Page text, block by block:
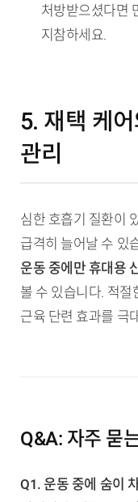
처방받으셨다면
지참하세요.
5. 재택 케
관리
심한 호흡기 질환이
급격히 늘어날 수 있
운동 중에만 휴대용
볼 수 있습니다. 적
근육 단련 효과를 극
Q&A: 자주 묻
Q1. 운동 중에 숨이